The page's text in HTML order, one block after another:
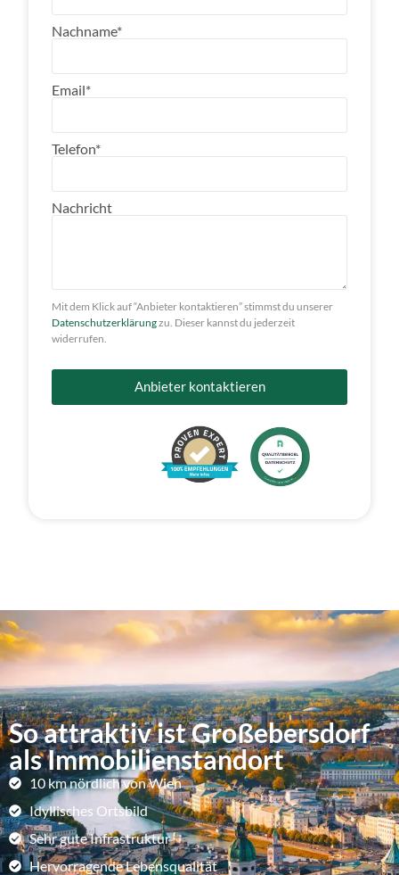
Nachname*
Email*
Telefon*
Nachricht
Mit dem Klick auf “Anbieter kontaktieren” stimmst du unserer
Datenschutzerklärungzu. Dieser kannst du jederzeit
widerrufen.
Anbieter kontaktieren
So attraktiv ist Großebersdorf
als Immobilienstandort
10 km nördlich von Wien
Idyllisches Ortsbild
Sehr gute Infrastruktur
Hervorragende Lebensqualität